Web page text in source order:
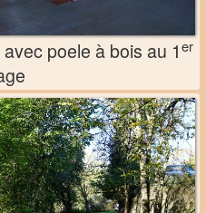
poele à bois au 1er